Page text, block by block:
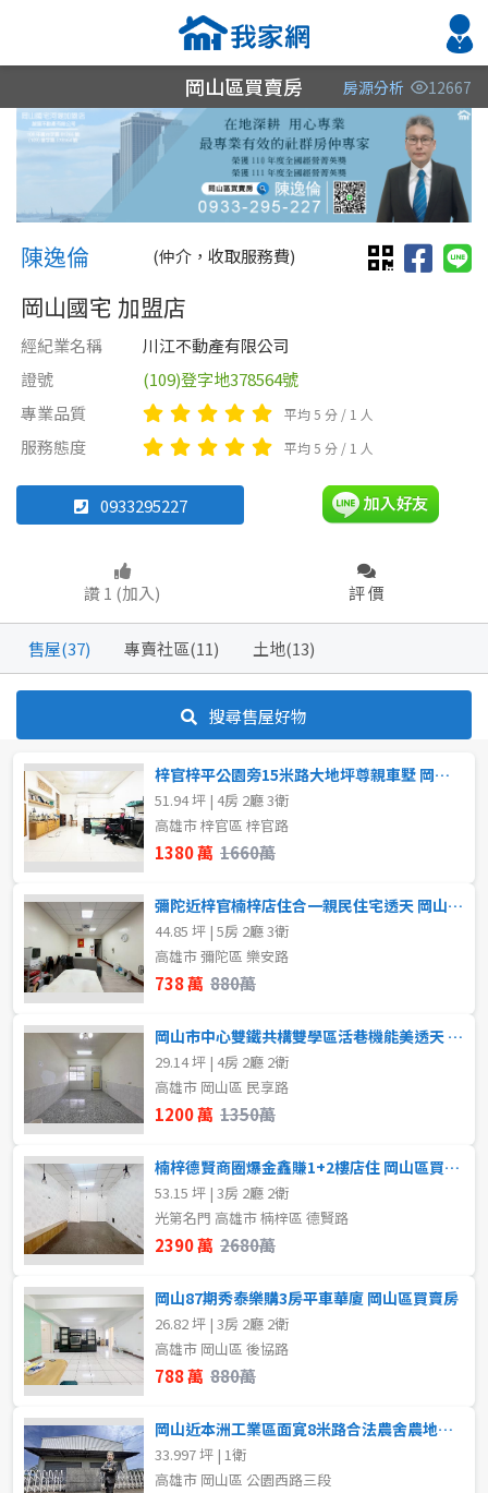
縣市
台南市
區域
不限
類型(可複選)
不拘 電梯大樓 透天厝
不拘
20~30 坪
40~50 坪
50~60 坪 60~70 坪
70~80 坪
樓層
不拘
2樓
4樓
11~20樓
~
格局
不拘
2房
4房 5房以上
縣市 區域
不限
售價
縣市 區域
不限
類型(可複選)
不拘 整層住家 獨立套房 分租套房
辦公
車位
不拘
20坪以下
20~30 坪
40~50 坪
60~70 坪
80坪以上
~ 坪
樓層
不拘
地下室
1樓 2樓
3樓
5~10樓
21樓以上
~
岡山區買賣房 房源分析 12667
陳逸倫 陳逸倫
陳逸倫 (仲介，收取服務費)
岡山國宅 加盟店
經紀業名稱
川江不動產有限公司
證號
(109)登字地378564號
專業品質
平均 5 分 / 1 人
服務態度 平均 5 分 / 1 人
0933295227
讚 1 (加入) 評 價
售屋(37) 專賣社區(11) 土地(13)
搜尋售屋好物
梓官梓平公園旁15米路大地坪尊親車墅 岡山區買賣房
51.94 坪 | 4房 2廳 3衛
高雄市 梓官區 梓官路
1380 萬 1660萬
彌陀近梓官楠梓店住合一親民住宅透天 岡山區買賣房
44.85 坪 | 5房 2廳 3衛
高雄市 彌陀區 樂安路
738 萬 880萬
岡山市中心雙鐵共構雙學區活巷機能美透天 岡山區買賣房
29.14 坪 | 4房 2廳 2衛
高雄市 岡山區 民享路
1200 萬 1350萬
楠梓德賢商圈爆金鑫賺1+2樓店住 岡山區買賣房
53.15 坪 | 3房 2廳 2衛
光第名門 高雄市 楠梓區 德賢路
2390 萬 2680萬
岡山87期秀泰樂購3房平車華廈 岡山區買賣房
26.82 坪 | 3房 2廳 2衛
高雄市 岡山區 後協路
788 萬 880萬
岡山近本洲工業區面寛8米路合法農舍農地廠房 岡山區買賣房
33.997 坪 | 1衛
高雄市 岡山區 公園西路三段